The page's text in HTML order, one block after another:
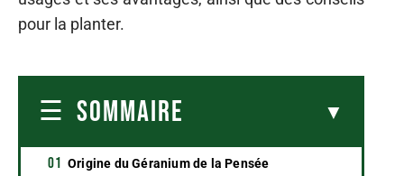
pour la planter.
SOMMAIRE
Origine du Géranium de la Pensée